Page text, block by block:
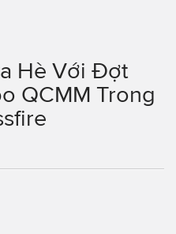
Hè Với Đợt
QCMM Trong